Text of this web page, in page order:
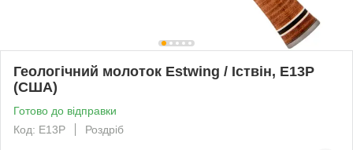
Геологічний молоток Estwing / Іствін, E13P
(США)
Готово до відправки
Код: E13P
Роздріб